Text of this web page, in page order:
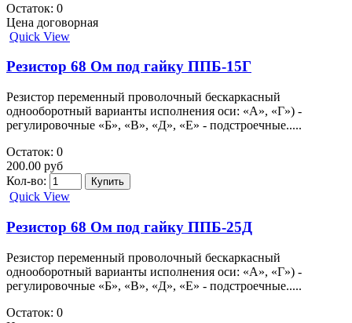
Остаток: 0
Цена договорная
Quick View
Резистор 68 Ом под гайку ППБ-15Г
Резистор переменный проволочный бескаркасный
однооборотный варианты исполнения оси: «А», «Г») -
регулировочные «Б», «В», «Д», «Е» - подстроечные.....
Остаток: 0
200.00 руб
Кол-во:
Quick View
Резистор 68 Ом под гайку ППБ-25Д
Резистор переменный проволочный бескаркасный
однооборотный варианты исполнения оси: «А», «Г») -
регулировочные «Б», «В», «Д», «Е» - подстроечные.....
Остаток: 0